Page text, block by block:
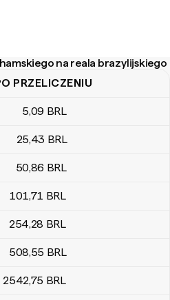
na reala brazylijskiego
na reala brazylijskiego
PRZELICZENIU
5,09 BRL
25,43 BRL
50,86 BRL
101,71 BRL
254,28 BRL
508,55 BRL
2542,75 BRL